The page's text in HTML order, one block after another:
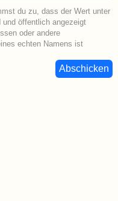
du zu, dass der Wert unter
öffentlich angezeigt
oder andere
echten Namens ist
Abschicken